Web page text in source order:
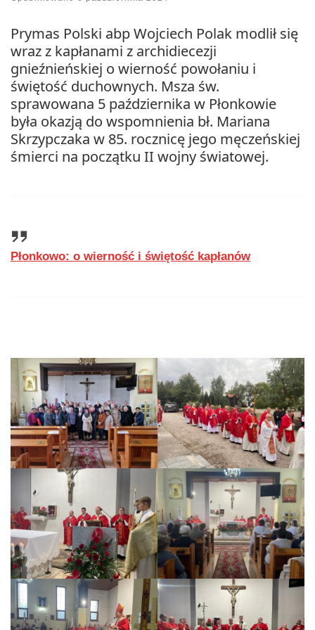
Prymas Polski abp Wojciech Polak modlił się
wraz z kapłanami z archidiecezji
gnieźnieńskiej o wierność powołaniu i
świętość duchownych. Msza św.
sprawowana 5 października w Płonkowie
była okazją do wspomnienia bł. Mariana
Skrzypczaka w 85. rocznicę jego męczeńskiej
śmierci na początku II wojny światowej.
Płonkowo: o wierność i świętość kapłanów